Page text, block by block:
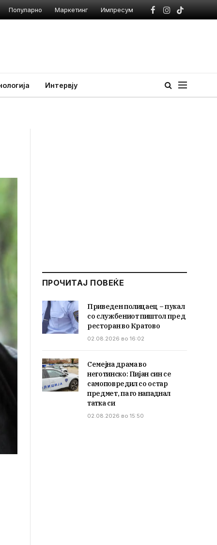
Популарно Маркетинг Импресум
Facebook
Instagram
TikTok
Интервју
ПРОЧИТАЈ ПОВЕЌЕ
Приведен полицаец – пукал
со службениот пиштол пред
ресторан во Кратово
02.08.2026 во 16:02
Семејна драма во
неготинско: Пијан син се
самоповредил со остар
предмет, па го нападнал
татка си
02.08.2026 во 15:50